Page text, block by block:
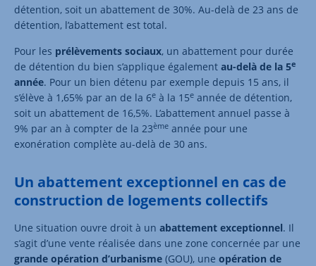
détention, soit un abattement de 30%. Au-delà de 23 ans de
détention, l’abattement est total.
Pour les prélèvements sociaux, un abattement pour durée
de détention du bien s’applique également au-delà de la 5e
année. Pour un bien détenu par exemple depuis 15 ans, il
s’élève à 1,65% par an de la 6e à la 15e année de détention,
soit un abattement de 16,5%. L’abattement annuel passe à
9% par an à compter de la 23ème année pour une
exonération complète au-delà de 30 ans.
Un abattement exceptionnel en cas de
construction de logements collectifs
Une situation ouvre droit à un abattement exceptionnel. Il
s’agit d’une vente réalisée dans une zone concernée par une
grande opération d’urbanisme (GOU), une opération de